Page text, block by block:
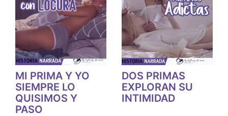
MI PRIMA Y YO
SIEMPRE LO
QUISIMOS Y
PASO
DOS PRIMAS
EXPLORAN SU
INTIMIDAD